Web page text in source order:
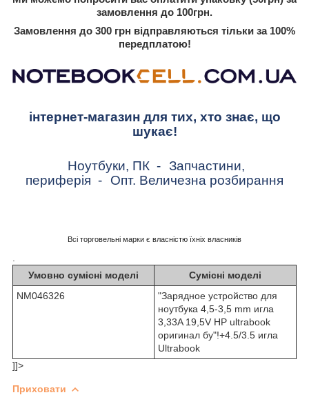
замовлення до 100грн.
Замовлення до 300 грн відправляються тільки за 100%
передплатою!
інтернет-магазин для тих, хто знає, що
шукає!
Ноутбуки, ПК - Запчастини,
периферія - Опт. Величезна розбирання
Всі торговельні марки є власністю їхніх власників
Умовно сумісні моделі
Сумісні моделі
NM046326
"Зарядное устройство для
ноутбука 4,5-3,5 mm игла
3,33A 19,5V HP ultrabook
оригинал бу"!+4.5/3.5 игла
Ultrabook
]]>
Приховати